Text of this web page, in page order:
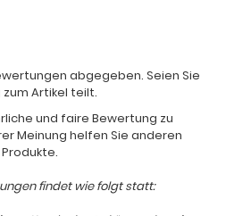
abgegeben. Seien Sie
zum Artikel teilt.
und faire Bewertung zu
Meinung helfen Sie anderen
findet wie folgt statt: